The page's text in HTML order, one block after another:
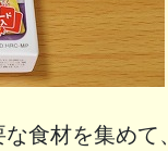
食材を集め